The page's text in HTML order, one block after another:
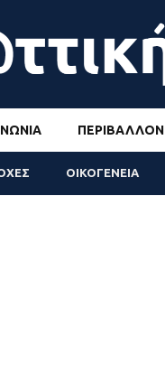
ΠΕΡΙΒΆΛΛΟΝ
ΟΙΚΟΓΕΝΕΙΑ